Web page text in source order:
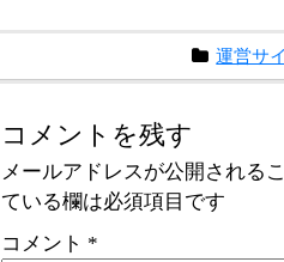
運営サ
コメントを残す
メールアドレスが公開される
ている欄は必須項目です
コメント *